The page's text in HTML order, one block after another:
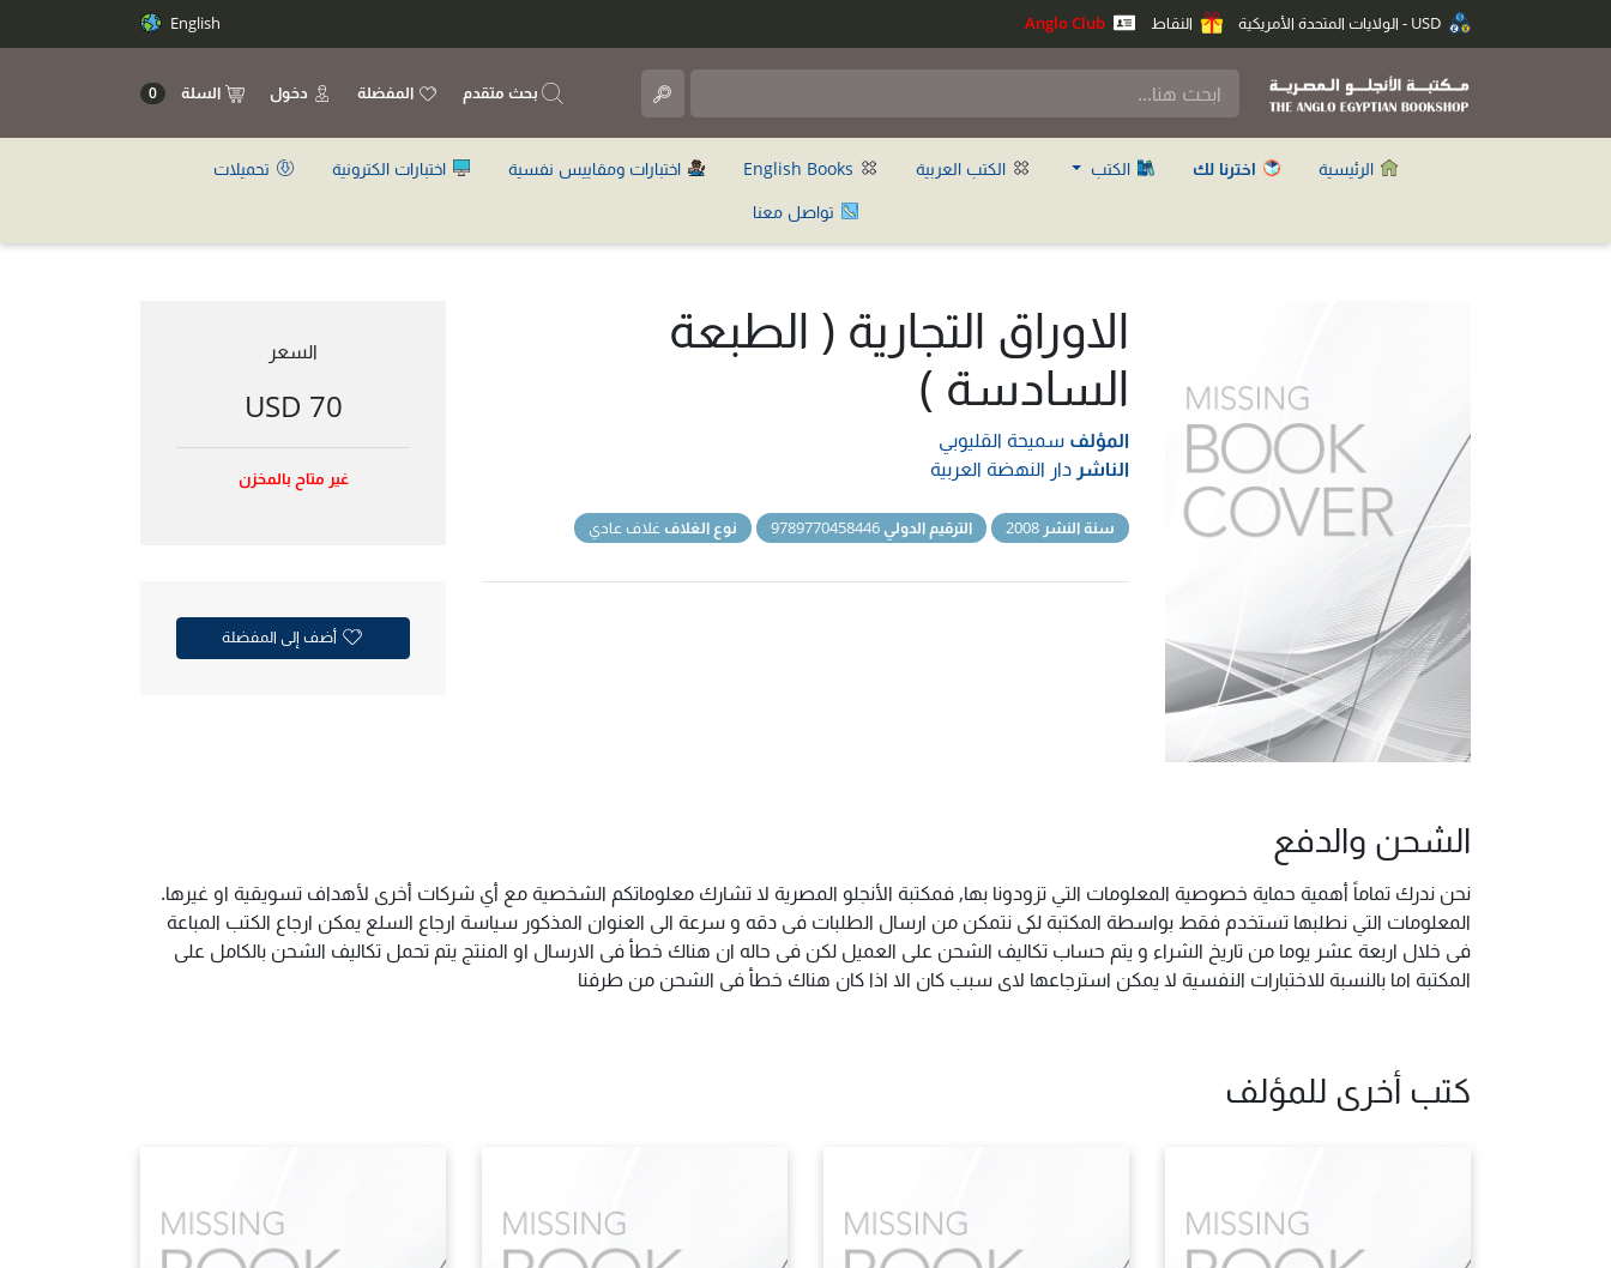
النقاط English
بحث متقدم المفضلة دخول السلة 0
الرئيسية اخترنا لك الكتب الكتب العربية اختبارات ومقاييس نفسية اختبارات الكترونية
تحميلات
تواصل معنا
الاوراق التجارية ( الطبعة
السادسة )
المؤلف سميحة القليوبي
الناشر دار النهضة العربية
سنة النشر الترقيم الدولي نوع الغلاف غلاف عادي
السعر
70 USD
غير متاح بالمخزن
أضف إلى المفضلة
الشحن والدفع
نحن ندرك تماماً أهمية حماية خصوصية المعلومات التي تزودونا بها, فمكتبة الأنجلو المصرية لا تشارك معلوماتكم الشخصية مع أي شركات أخرى لأهداف تسويقية او غيرها.
المعلومات التي نطلبها تستخدم فقط بواسطة المكتبة لكى نتمكن من ارسال الطلبات فى دقه و سرعة الى العنوان المذكور سياسة ارجاع السلع يمكن ارجاع الكتب المباعة
فى خلال اربعة عشر يوما من تاريخ الشراء و يتم حساب تكاليف الشحن على العميل لكن فى حاله ان هناك خطأ فى الارسال او المنتج يتم تحمل تكاليف الشحن بالكامل على
المكتبة اما بالنسبة للاختبارات النفسية لا يمكن استرجاعها لاى سبب كان الا اذا كان هناك خطأ فى الشحن من طرفنا
كتب أخرى للمؤلف